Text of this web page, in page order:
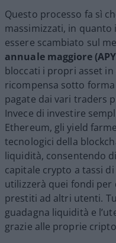
Questo processo fa sì
massimizzati, in
essere scambiato sul
annuale maggiore
bloccati i propri asset
ricompensa sotto
pagate dai vari traders
Invece di investire
Ethereum, gli yield
tecnologici della
liquidità, consentendo
capitale crypto a tassi
utilizzerà quei fondi
prestiti ad altri utenti.
guadagna liquidità e
grazie alle proprie